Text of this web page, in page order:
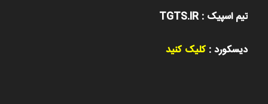
تیم اسپیک : TGTS.IR
دیسکورد :کلیک کنید